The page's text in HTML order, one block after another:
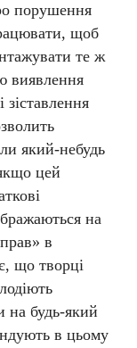
порушення
щоб
те ж
виявлення
зіставлення
який-небудь
цей
на
в
що творці
на будь-який
в цьому